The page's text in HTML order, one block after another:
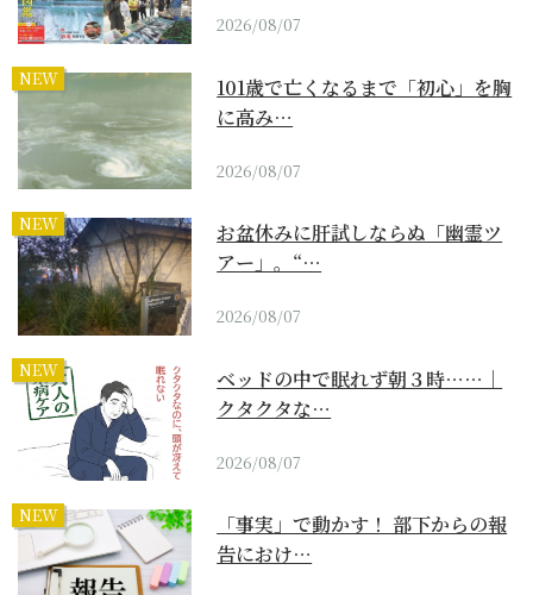
2026/08/07
NEW
101歳で亡くなるまで「初心」を胸
に高み…
2026/08/07
NEW
お盆休みに肝試しならぬ「幽霊ツ
アー」。“…
2026/08/07
NEW
ベッドの中で眠れず朝３時……｜
クタクタな…
2026/08/07
NEW
「事実」で動かす！ 部下からの報
告におけ…